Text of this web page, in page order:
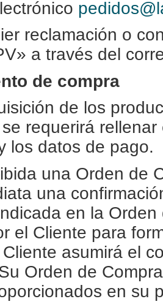
reclamación o
a través del
de compra
de los
requerirá
los datos de pago.
una Orden de
una
en la
el Cliente para
asumirá el
Orden de
en su